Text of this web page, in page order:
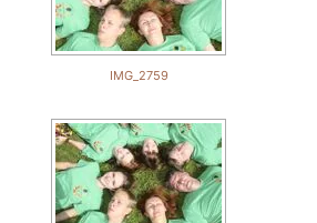
IMG_2759